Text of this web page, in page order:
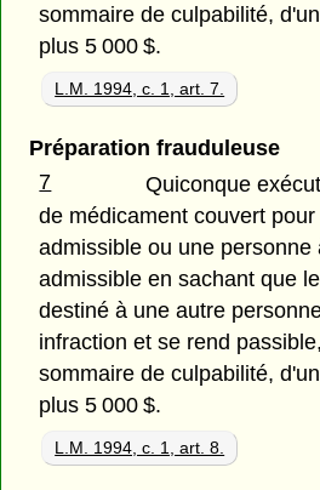
sommaire de culpabilité,
plus 5 000 $.
L.M. 1994, c. 1, art. 7.
Préparation frauduleuse
7
Quiconque
de médicament couvert
admissible ou une personne
admissible en sachant que
destiné à une autre
infraction et se rend
sommaire de culpabilité,
plus 5 000 $.
L.M. 1994, c. 1, art. 8.